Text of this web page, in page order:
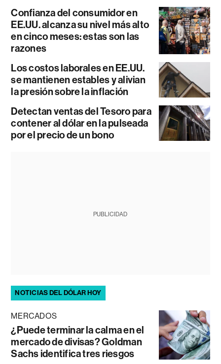
Confianza del consumidor en
EE.UU. alcanza su nivel más alto
en cinco meses: estas son las
razones
Los costos laborales en EE.UU.
se mantienen estables y alivian
la presión sobre la inflación
Detectan ventas del Tesoro para
contener al dólar en la pulseada
por el precio de un bono
PUBLICIDAD
NOTICIAS DEL DÓLAR HOY
MERCADOS
¿Puede terminar la calma en el
mercado de divisas? Goldman
Sachs identifica tres riesgos